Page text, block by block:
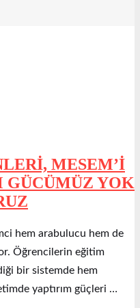
MESEM’İ
YOK
hem arabulucu hem de
Öğrencilerin eğitim
bir sistemde hem
yaptırım güçleri …